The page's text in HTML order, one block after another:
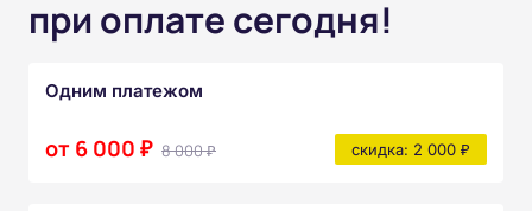
при оплате сегодня!
Одним платежом
от 6 000 ₽ 8 000 ₽ скидка: 2 000 ₽